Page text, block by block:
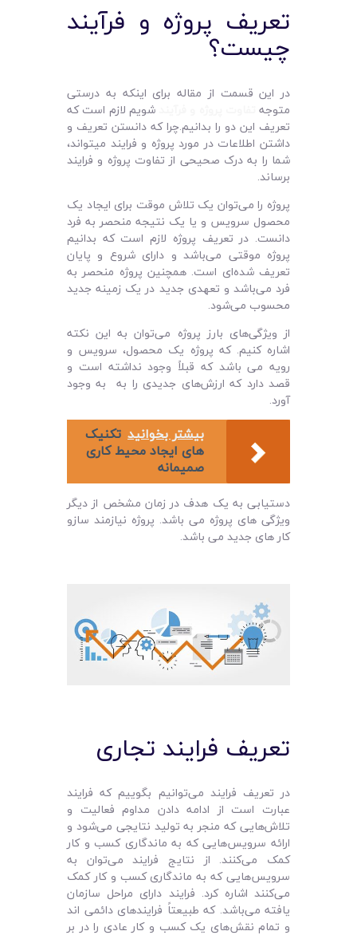
تعریف پروژه و فرآیند
چیست؟
در این قسمت از مقاله برای اینکه به درستی
متوجه
شویم لازم است که
تعریف این دو را بدانیم.چرا که دانستن تعریف و
داشتن اطلاعات در مورد پروژه و فرایند میتواند،
شما را به درک صحیحی از تفاوت پروژه و فرایند
برساند.
پروژه را می‌توان یک تلاش موقت برای ایجاد یک
محصول سرویس و یا یک نتیجه منحصر به فرد
دانست. در تعریف پروژه لازم است که بدانیم
پروژه موقتی می‌باشد و دارای شروع و پایان
تعریف شده‌ای است. همچنین پروژه منحصر به
فرد می‌باشد و تعهدی جدید در یک زمینه جدید
محسوب می‌شود.
از ویژگی‌های بارز پروژه می‌توان به این نکته
اشاره کنیم. که پروژه یک محصول، سرویس و
رویه می باشد که قبلاً وجود نداشته است و
قصد دارد که ارزش‌های جدیدی را به به وجود
آورد.
بیشتر بخوانید تکنیک
های ایجاد محیط کاری
صمیمانه
دستیابی به یک هدف در زمان مشخص از دیگر
ویژگی های پروژه می باشد. پروژه نیازمند سازو
کار های جدید می باشد.
تعریف فرایند تجاری
در تعریف فرایند می‌توانیم بگوییم که فرایند
عبارت است از ادامه دادن مداوم فعالیت و
تلاش‌هایی که منجر به تولید نتایجی می‌شود و
ارائه سرویس‌هایی که به ماندگاری کسب و کار
کمک می‌کنند. از نتایج فرایند می‌توان به
سرویس‌هایی که به ماندگاری کسب و کار کمک
می‌کنند اشاره کرد. فرایند دارای مراحل سازمان
یافته می‌باشد. که طبیعتاً فرایندهای دائمی اند
و تمام نقش‌های یک کسب و کار عادی را در بر